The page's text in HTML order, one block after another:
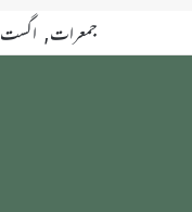
جمعرات, اگست 6 2026